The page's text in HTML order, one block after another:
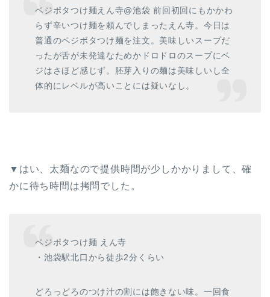
ベジポタつけ麺えん寺@池袋 前回初回にもかかわ
らず辛いつけ麺を頼んでしまったえん寺。今日は
普通のペジボタつけ麺を注文。美味しいスープだ
ったが舌が未発達なためかドロドロのスープにベ
ジはさほど感じず。胚芽入りの麺は美味しいし全
体的にレベルが高いことには疑いなし。
▼はい、太麺なので提供時間が少しかかりまして、確
かに待ち時間は拷問でした。
ベジポタつけ麺 えん寺
・池袋駅北口から徒歩2分くらい
どろっどろのつけ汁の割には飽きない味。一回食